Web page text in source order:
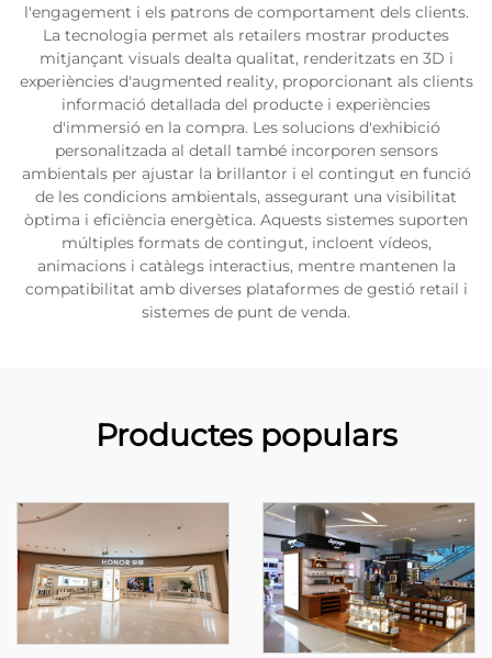
l'engagement i els patrons de comportament dels clients.
La tecnologia permet als retailers mostrar productes
mitjançant visuals dealta qualitat, renderitzats en 3D i
experiències d'augmented reality, proporcionant als clients
informació detallada del producte i experiències
d'immersió en la compra. Les solucions d'exhibició
personalitzada al detall també incorporen sensors
ambientals per ajustar la brillantor i el contingut en funció
de les condicions ambientals, assegurant una visibilitat
òptima i eficiència energètica. Aquests sistemes suporten
múltiples formats de contingut, incloent vídeos,
animacions i catàlegs interactius, mentre mantenen la
compatibilitat amb diverses plataformes de gestió retail i
sistemes de punt de venda.
Productes populars